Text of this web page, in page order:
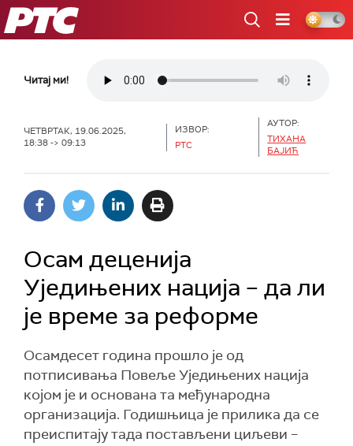
РТС
Читај ми!
ЧЕТВРТАК, 19.06.2025,
18:38 -> 09:13
ИЗВОР:
РТС
АУТОР:
ТИХАНА
БАЈИЋ
Осам деценија
Уједињених нација – да ли
је време за реформе
Осамдесет година прошло је од
потписивања Повеље Уједињених нација
којом је и основана та међународна
организација. Годишњица је прилика да се
преиспитају тада постављени циљеви –